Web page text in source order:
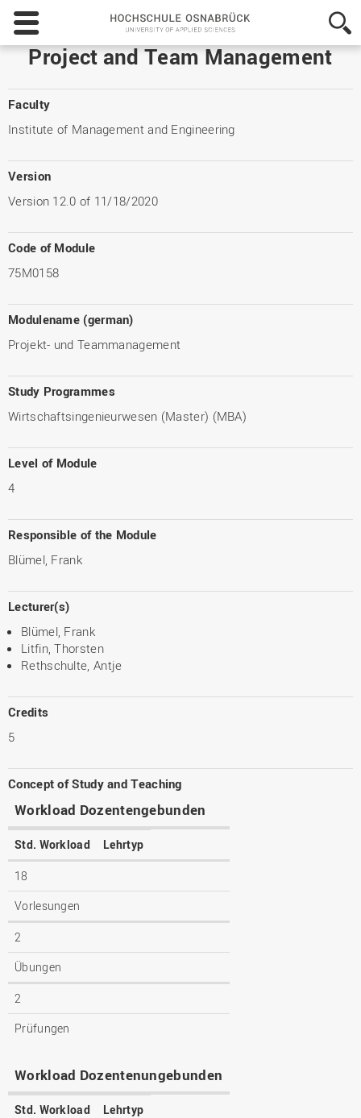
Hochschule
Osnabrück
-
University
Project and Team Management
Faculty
Institute of Management and Engineering
Version
Version 12.0 of 11/18/2020
Code of Module
75M0158
Modulename (german)
Projekt- und Teammanagement
Study Programmes
Wirtschaftsingenieurwesen (Master) (MBA)
Level of Module
4
Responsible of the Module
Blümel, Frank
Lecturer(s)
Blümel, Frank
Litfin, Thorsten
Rethschulte, Antje
Credits
5
Concept of Study and Teaching
Workload Dozentengebunden
Std. Workload Lehrtyp
18
Vorlesungen
2
Übungen
2
Prüfungen
Workload Dozentenungebunden
Std. Workload Lehrtyp